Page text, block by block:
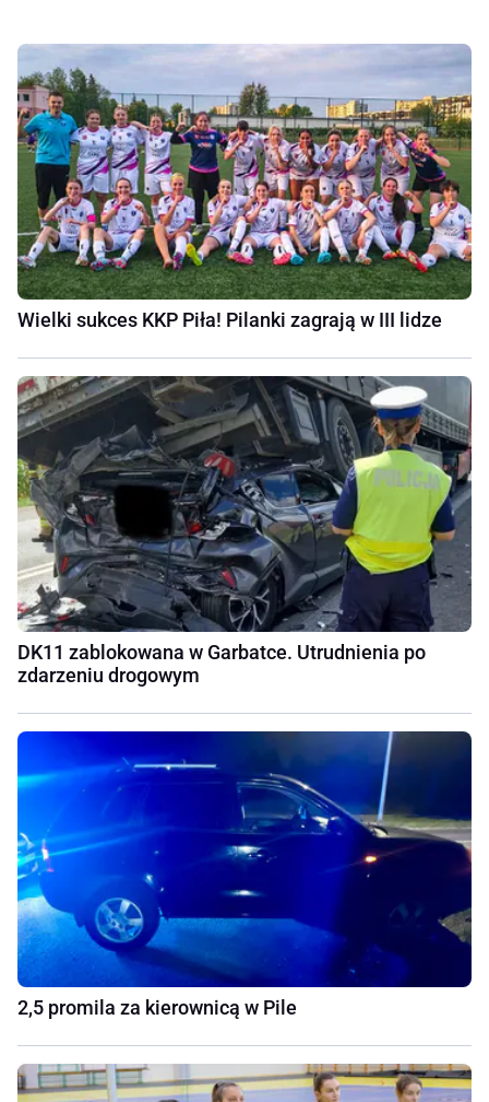
Wielki sukces KKP Piła! Pilanki zagrają w III lidze
DK11 zablokowana w Garbatce. Utrudnienia po
zdarzeniu drogowym
2,5 promila za kierownicą w Pile